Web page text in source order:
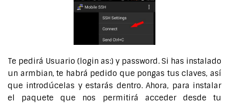
Te pedirá Usuario (login as:) y password. Si has instalado
un armbian, te habrá pedido que pongas tus claves, así
que introdúcelas y estarás dentro. Ahora, para instalar
el paquete que nos permitirá acceder desde tu